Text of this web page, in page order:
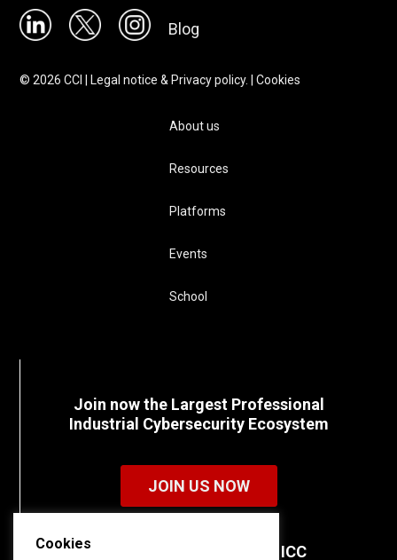
Blog
©2026 CCI | Legal notice & Privacy policy. |Cookies
About us
Resources
Platforms
Events
School
Join now the Largest Professional
Industrial Cybersecurity Ecosystem
JOIN US NOW
Discover all the details of ICC
Cookies